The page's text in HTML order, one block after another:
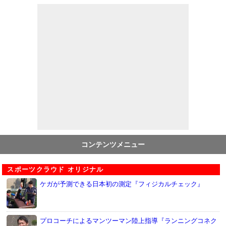
コンテンツメニュー
スポーツクラウド オリジナル
ケガが予測できる日本初の測定『フィジカルチェック』
プロコーチによるマンツーマン陸上指導『ランニングコネク